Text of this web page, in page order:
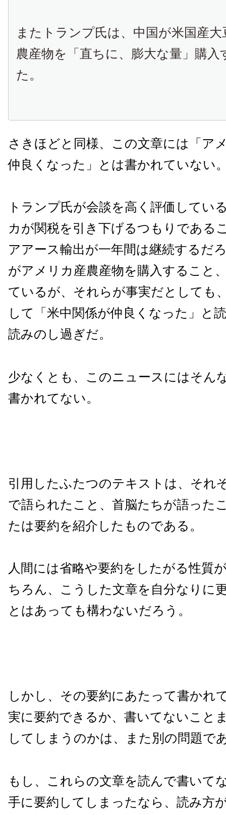
またトランプ氏は、中国が米国産
農産物を「直ちに、膨大な量」購入
た。
さきほどと同様、この文章には「ア
仲良くなった」とは書かれていない
トランプ氏が会談を高く評価してい
カが関税を引き下げるつもりである
アアース輸出が一年間は継続するだ
がアメリカ産農産物を購入すること
ているが、それらが事実だとしても
して「米中関係が仲良くなった」と
読みのし過ぎだ。
少なくとも、このニュースにはそん
書かれてない。
引用したふたつのテキストは、それ
で語られたこと、首脳たちが語った
たは要約を紹介したものである。
人間には省略や要約をしたがる性質
ちろん、こうした文章を自分なりに
とはあっても構わないだろう。
しかし、その要約にあたって書かれ
実に要約できるか、書いてないこと
してしまうのかは、また別の問題で
もし、これらの文章を読んで書いて
手に要約してしまったなら、読み方